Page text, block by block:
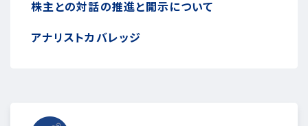
株主との対話の推進と開示について
アナリストカバレッジ